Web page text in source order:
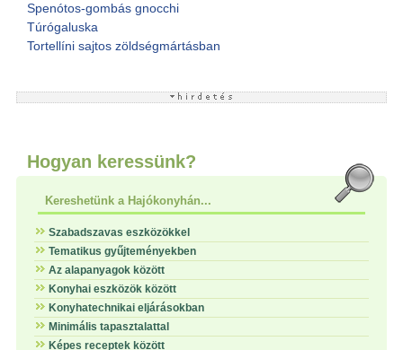
Spenótos-gombás gnocchi
Túrógaluska
Tortellíni sajtos zöldségmártásban
Hogyan keressünk?
Kereshetünk a Hajókonyhán...
Szabadszavas eszközökkel
Tematikus gyűjteményekben
Az alapanyagok között
Konyhai eszközök között
Konyhatechnikai eljárásokban
Minimális tapasztalattal
Képes receptek között